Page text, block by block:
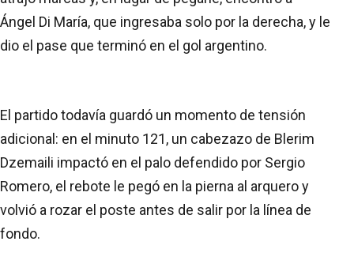
Ángel Di María, que ingresaba solo por la derecha, y le
dio el pase que terminó en el gol argentino.
El partido todavía guardó un momento de tensión
adicional: en el minuto 121, un cabezazo de Blerim
Dzemaili impactó en el palo defendido por Sergio
Romero, el rebote le pegó en la pierna al arquero y
volvió a rozar el poste antes de salir por la línea de
fondo.